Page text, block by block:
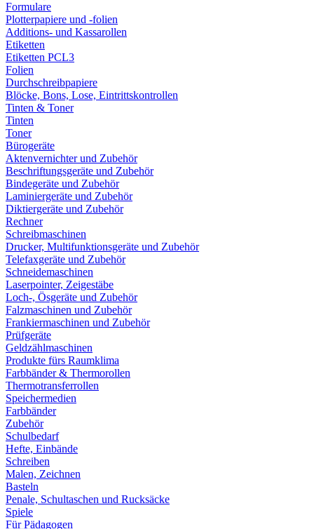
Formulare
Plotterpapiere und -folien
Additions- und Kassarollen
Etiketten
Etiketten PCL3
Folien
Durchschreibpapiere
Blöcke, Bons, Lose, Eintrittskontrollen
Tinten & Toner
Tinten
Toner
Bürogeräte
Aktenvernichter und Zubehör
Beschriftungsgeräte und Zubehör
Bindegeräte und Zubehör
Laminiergeräte und Zubehör
Diktiergeräte und Zubehör
Rechner
Schreibmaschinen
Drucker, Multifunktionsgeräte und Zubehör
Telefaxgeräte und Zubehör
Schneidemaschinen
Laserpointer, Zeigestäbe
Loch-, Ösgeräte und Zubehör
Falzmaschinen und Zubehör
Frankiermaschinen und Zubehör
Prüfgeräte
Geldzählmaschinen
Produkte fürs Raumklima
Farbbänder & Thermorollen
Thermotransferrollen
Speichermedien
Farbbänder
Zubehör
Schulbedarf
Hefte, Einbände
Schreiben
Malen, Zeichnen
Basteln
Penale, Schultaschen und Rucksäcke
Spiele
Für Pädagogen